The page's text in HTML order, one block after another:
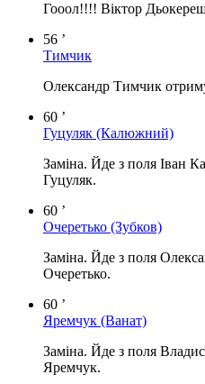
Гооол!!!! Віктор
56 ’
Тимчик
Олександр Тимчик
60 ’
Гуцуляк (Калюжний)
Заміна. Йде з поля Іван
Гуцуляк.
60 ’
Очеретько (Зубков)
Заміна. Йде з поля
Очеретько.
60 ’
Яремчук (Ванат)
Заміна. Йде з поля
Яремчук.